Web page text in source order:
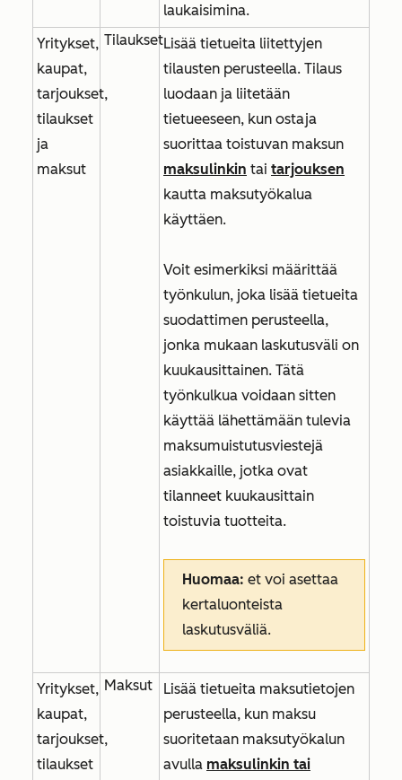
laukaisimina.
Yritykset,
kaupat,
tarjoukset,
tilaukset
ja
maksut
TilauksetLisää tietueita liitettyjen
tilausten perusteella. Tilaus
luodaan ja liitetään
tietueeseen, kun ostaja
suorittaa toistuvan maksun
maksulinkin tai tarjouksen
kautta maksutyökalua
käyttäen.
Voit esimerkiksi määrittää
työnkulun, joka lisää tietueita
suodattimen perusteella,
jonka mukaan laskutusväli on
kuukausittainen. Tätä
työnkulkua voidaan sitten
käyttää lähettämään tulevia
maksumuistutusviestejä
asiakkaille, jotka ovat
tilanneet kuukausittain
toistuvia tuotteita.
Huomaa: et voi asettaa
kertaluonteista
laskutusväliä.
Yritykset,
kaupat,
tarjoukset,
tilaukset
Maksut
Lisää tietueita maksutietojen
perusteella, kun maksu
suoritetaan maksutyökalun
avulla maksulinkin tai